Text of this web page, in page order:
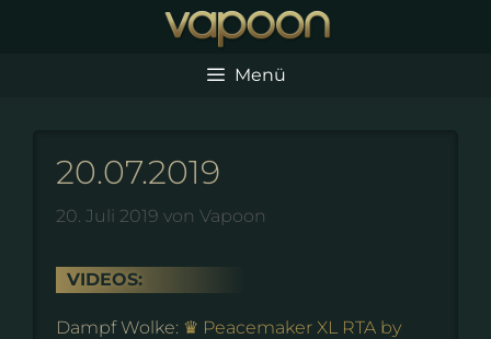
Menü
20.07.2019
20. Juli 2019 von Vapoon
VIDEOS:
Dampf Wolke: ♛ Peacemaker XL RTA by